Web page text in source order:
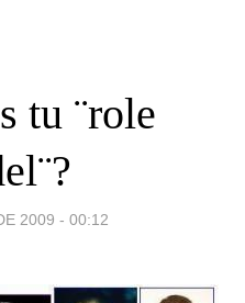
tu ¨role
2009 - 00:12